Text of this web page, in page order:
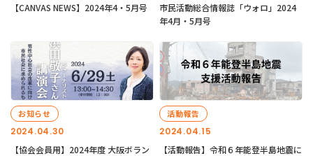
【CANVAS NEWS】2024年4・5月号
市民活動総合情報誌「ウォロ」2024
年4月・5月号
2024.04.30
お知らせ
【協会会員用】2024年度 大阪ボラン
2024.04.15
活動報告
【活動報告】令和６年能登半島地震に